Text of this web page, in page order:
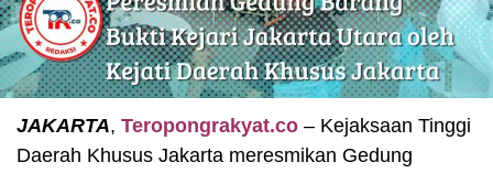
JAKARTA, Teropongrakyat.co – Kejaksaan Tinggi
Daerah Khusus Jakarta meresmikan Gedung